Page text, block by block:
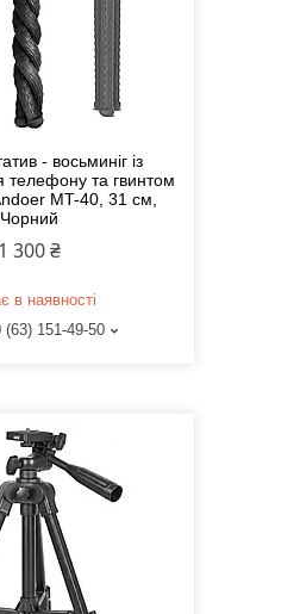
- восьминіг із
телефону та гвинтом
MT-40, 31 см,
Чорний
1 300 ₴
в наявності
(63) 151-49-50